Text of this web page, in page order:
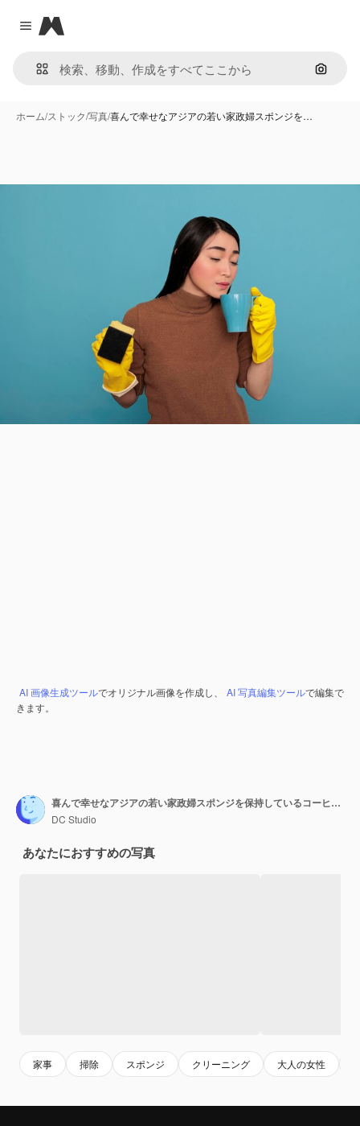
Close menu
Magnific
画像で
ホーム/ストック/写真/喜んで幸せなアジアの若い家政婦スポンジを…
AI 画像生成ツールでオリジナル画像を作成し、 AI 写真編集ツールで編集で
きます。
喜んで幸せなアジアの若い家政婦スポンジを保持しているコーヒーを取る黄色の手袋を身に着けている家の清掃コンセプト、休憩時間にリフレッシュ ティー、女性の陽気な満足感と肯定的な感じ
DC Studio
あなたにおすすめの写真
家事 掃除 スポンジ クリーニング 大人の女性